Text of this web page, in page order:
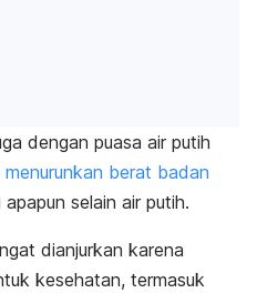
dengan puasa air putih
menurunkan berat badan
selain air putih.
dianjurkan karena
kesehatan, termasuk